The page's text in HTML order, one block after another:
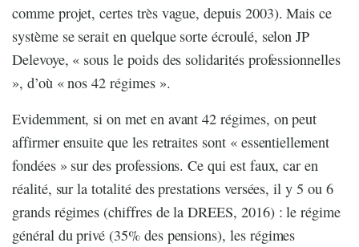
comme projet, certes très vague, depuis 2003). Mais ce
système se serait en quelque sorte écroulé, selon JP
Delevoye, « sous le poids des solidarités professionnelles
», d’où « nos 42 régimes ».
Evidemment, si on met en avant 42 régimes, on peut
affirmer ensuite que les retraites sont « essentiellement
fondées » sur des professions. Ce qui est faux, car en
réalité, sur la totalité des prestations versées, il y 5 ou 6
grands régimes (chiffres de la DREES, 2016) : le régime
général du privé (35% des pensions), les régimes